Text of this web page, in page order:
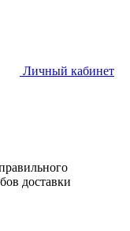
Личный кабинет
доставки